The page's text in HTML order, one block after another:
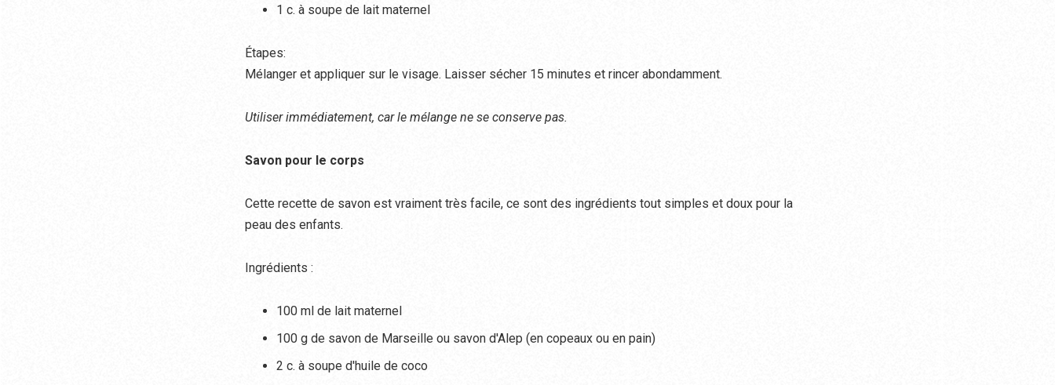
1 c. à soupe de lait maternel
Étapes:
Mélanger et appliquer sur le visage. Laisser sécher 15 minutes et rincer abondamment.
Utiliser immédiatement, car le mélange ne se conserve pas.
Savon pour le corps
Cette recette de savon est vraiment très facile, ce sont des ingrédients tout simples et doux pour la
peau des enfants.
Ingrédients :
100 ml de lait maternel
100 g de savon de Marseille ou savon d'Alep (en copeaux ou en pain)
2 c. à soupe d'huile de coco